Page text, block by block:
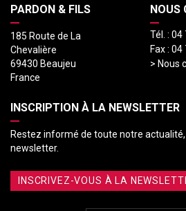
PARDON & FILS
185 Route de La
Chevalière
69430 Beaujeu
France
NOUS
Tél. : 04
Fax : 04
> Nous
INSCRIPTION À LA NEWSLETTER
Restez informé de toute notre
newsletter.
INSCRIVEZ-VOUS À LA